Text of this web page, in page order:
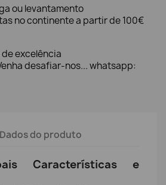
ou levantamento
no continente a partir de 100€
excelência
desafiar-nos... whatsapp:
Dados do produto
Características e